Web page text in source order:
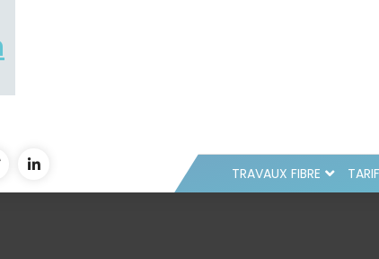
TRAVAUX FIBRE